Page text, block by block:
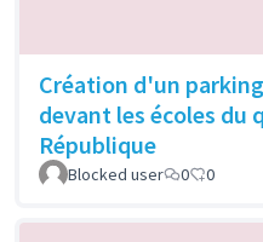
Création d'un
devant les écoles du
République
Blocked user 0 0